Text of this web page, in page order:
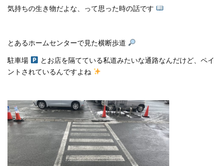
気持ちの生き物だよな、って思った時の話です
とあるホームセンターで見た横断歩道
駐車場
とお店を隔てている私道みたいな通路なんだけど、ペイ
ントされているんですよね